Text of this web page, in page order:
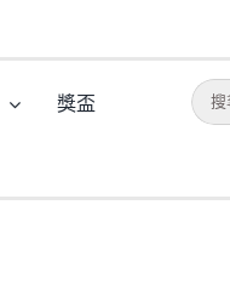
獎盃
搜
索